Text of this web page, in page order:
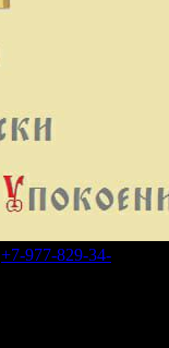
+7-977-829-34-